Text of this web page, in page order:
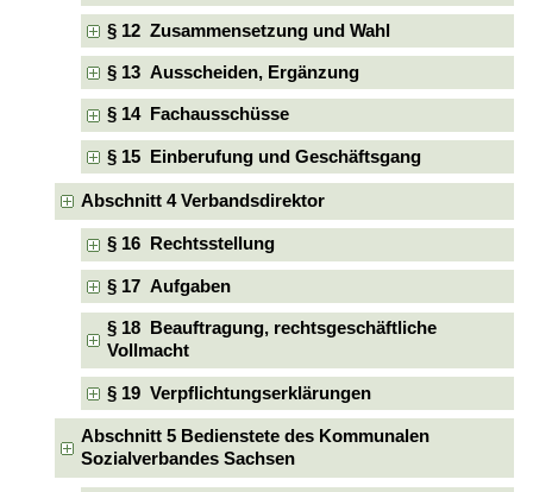
§ 12 Zusammensetzung und Wahl
§ 13 Ausscheiden, Ergänzung
§ 14 Fachausschüsse
§ 15 Einberufung und Geschäftsgang
Abschnitt 4 Verbandsdirektor
§ 16 Rechtsstellung
§ 17 Aufgaben
§ 18 Beauftragung, rechtsgeschäftliche
Vollmacht
§ 19 Verpflichtungserklärungen
Abschnitt 5 Bedienstete des Kommunalen
Sozialverbandes Sachsen